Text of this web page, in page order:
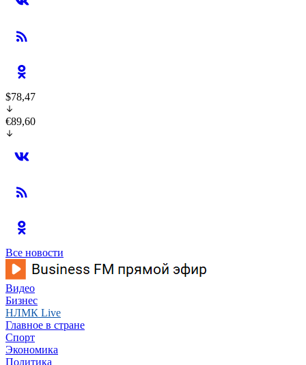
$78,47
€89,60
Все новости
Видео
Бизнес
НЛМК Live
Главное в стране
Спорт
Экономика
Политика